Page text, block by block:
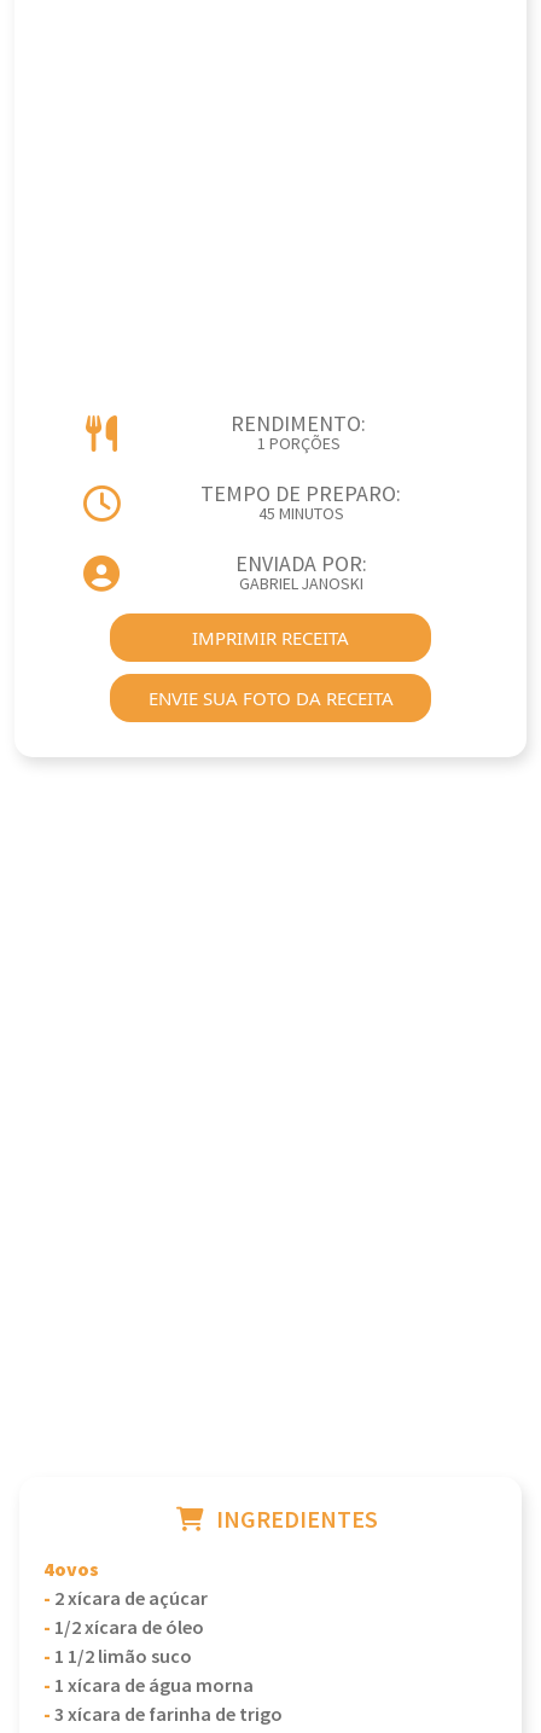
RENDIMENTO:
1 PORÇÕES
TEMPO DE PREPARO:
45 MINUTOS
ENVIADA POR:
GABRIEL JANOSKI
IMPRIMIR RECEITA
ENVIE SUA FOTO DA RECEITA
INGREDIENTES
4ovos
- 2 xícara de açúcar
- 1/2 xícara de óleo
- 1 1/2 limão suco
- 1 xícara de água morna
-3 xícara de farinha de trigo